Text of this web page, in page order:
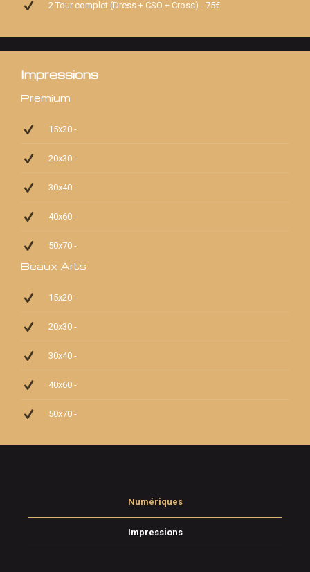
2 Tour complet (Dress + CSO + Cross) - 75€
Impressions
Premium
15x20 -
20x30 -
30x40 -
40x60 -
50x70 -
Beaux Arts
15x20 -
20x30 -
30x40 -
40x60 -
50x70 -
Numériques
Impressions